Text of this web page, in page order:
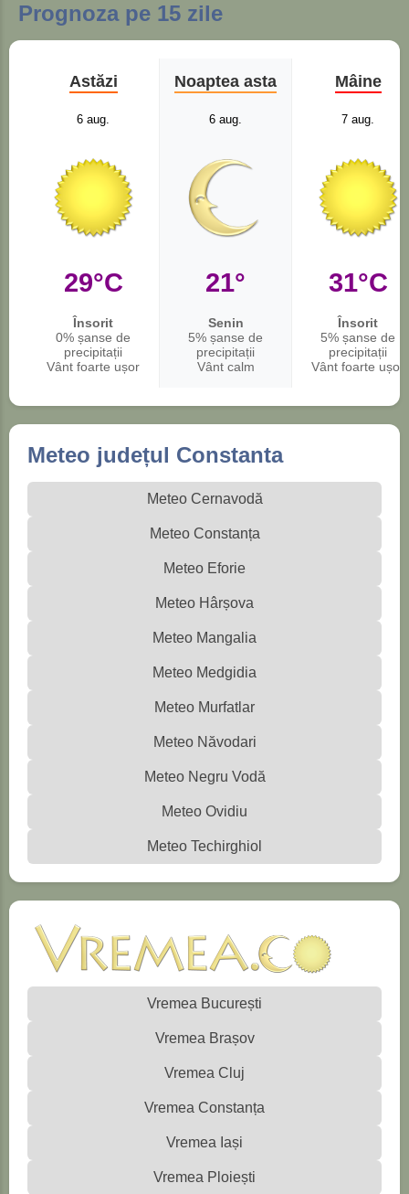
Prognoza pe 15 zile
Astăzi
6 aug.
29°C
Însorit
0% șanse de
precipitații
Vânt foarte ușor
Noaptea asta
6 aug.
21°
Senin
5% șanse de
precipitații
Vânt calm
Mâine
7 aug.
31°C
Însorit
5% șanse de
precipitații
Vânt foarte ușor
Meteo județul Constanta
Meteo Cernavodă
Meteo Constanța
Meteo Eforie
Meteo Hârșova
Meteo Mangalia
Meteo Medgidia
Meteo Murfatlar
Meteo Năvodari
Meteo Negru Vodă
Meteo Ovidiu
Meteo Techirghiol
Vremea București
Vremea Brașov
Vremea Cluj
Vremea Constanța
Vremea Iași
Vremea Ploiești